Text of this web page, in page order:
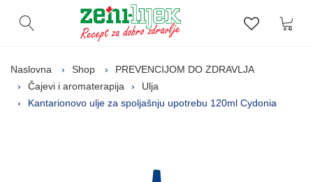
Otvori pretragu Lista
Naslovna Shop
PREVENCIJOM DO ZDRAVLJA
Čajevi i aromaterapija
Ulja
Kantarionovo ulje za spoljašnju upotrebu 120ml Cydonia